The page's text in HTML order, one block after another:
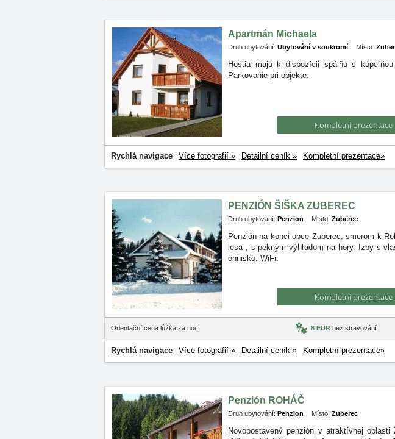
Apartmán Michaela
Druh ubytování: Ubytování v soukromí Místo:
Hostia majú k dispozícii spálňu s
Parkovanie pri objekte.
Kompletní prezentace
Rychlá navigace Více fotografií » Detailní ceník » Kompletní prezentace»
PENZIÓN ŠIŠKA ZUBEREC
Druh ubytování: Penzion Místo: Zuberec
Penzión na konci obce Zuberec, smerom k
lesa , s pekným výhľadom na hory. Izby s
ohnisko, WiFi.
Kompletní prezentace
Orientační cena lůžka za noc: 8 EUR bez stravování
Rychlá navigace Více fotografií » Detailní ceník » Kompletní prezentace»
Penzión ROHÁČ
Druh ubytování: Penzion Místo: Zuberec
Novopostavený penzión v atraktívnej